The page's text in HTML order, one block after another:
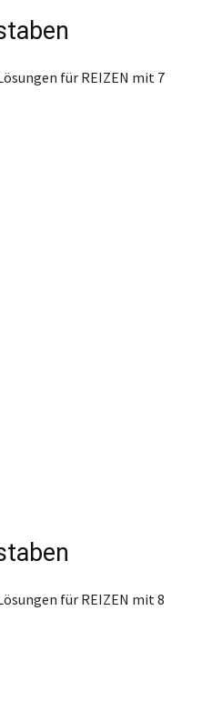
für REIZEN mit 7
für REIZEN mit 8